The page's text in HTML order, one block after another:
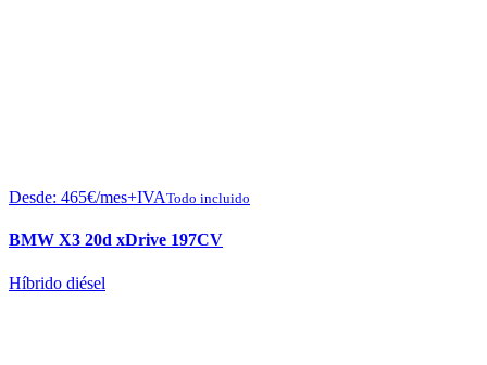
Desde: 465€/mes+IVATodo incluido
BMW X3 20d xDrive 197CV
Híbrido diésel